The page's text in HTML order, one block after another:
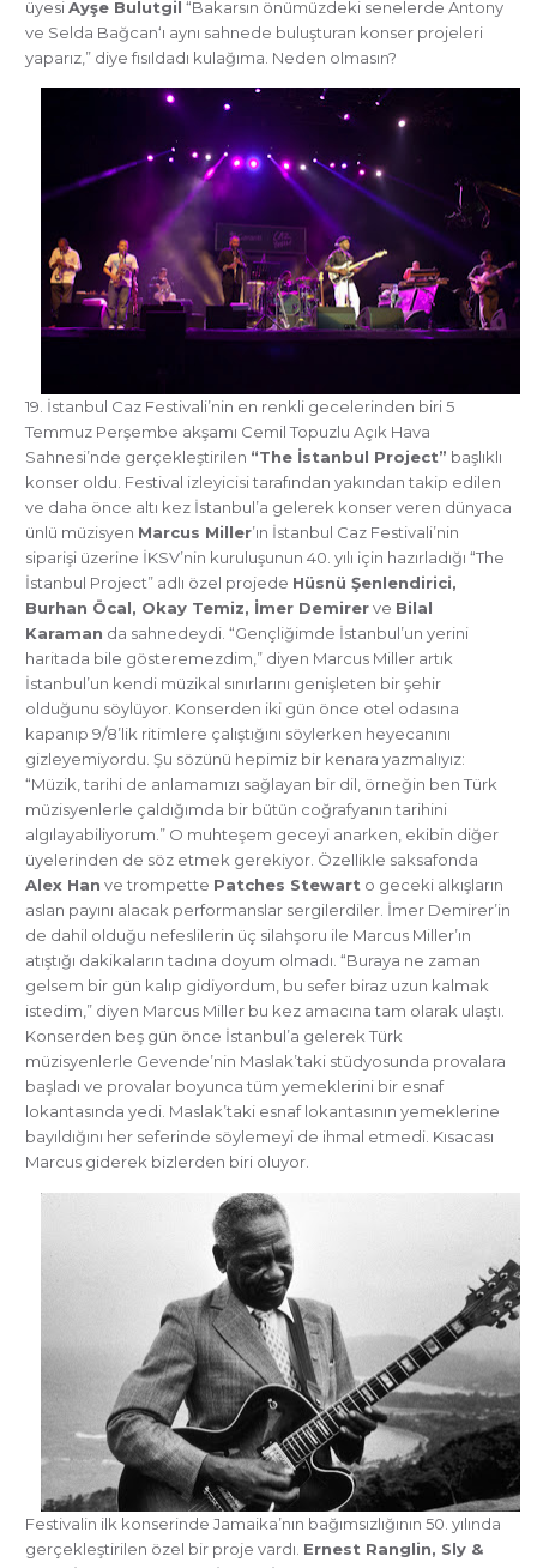
üyesiAyşe Bulutgil “Bakarsın önümüzdeki senelerde Antony
ve Selda Bağcan‘ı aynı sahnede buluşturan konser projeleri
yaparız,” diye fısıldadı kulağıma. Neden olmasın?
19. İstanbul Caz Festivali’nin en renkli gecelerinden biri 5
Temmuz Perşembe akşamı Cemil Topuzlu Açık Hava
Sahnesi’nde gerçekleştirilen “The İstanbul Project” başlıklı
konser oldu. Festival izleyicisi tarafından yakından takip edilen
ve daha önce altı kez İstanbul’a gelerek konser veren dünyaca
ünlü müzisyen Marcus Miller’ın İstanbul Caz Festivali’nin
siparişi üzerine İKSV’nin kuruluşunun 40. yılı için hazırladığı “The
İstanbul Project” adlı özel projede Hüsnü Şenlendirici,
Burhan Öcal, Okay Temiz, İmer Demirerve Bilal
Karaman da sahnedeydi. “Gençliğimde İstanbul’un yerini
haritada bile gösteremezdim,” diyen Marcus Miller artık
İstanbul’un kendi müzikal sınırlarını genişleten bir şehir
olduğunu söylüyor. Konserden iki gün önce otel odasına
kapanıp 9/8’lik ritimlere çalıştığını söylerken heyecanını
gizleyemiyordu. Şu sözünü hepimiz bir kenara yazmalıyız:
“Müzik, tarihi de anlamamızı sağlayan bir dil, örneğin ben Türk
müzisyenlerle çaldığımda bir bütün coğrafyanın tarihini
algılayabiliyorum.” O muhteşem geceyi anarken, ekibin diğer
üyelerinden de söz etmek gerekiyor. Özellikle saksafonda
Alex Han ve trompette Patches Stewart o geceki alkışların
aslan payını alacak performanslar sergilerdiler. İmer Demirer’in
de dahil olduğu nefeslilerin üç silahşoru ile Marcus Miller’ın
atıştığı dakikaların tadına doyum olmadı. “Buraya ne zaman
gelsem bir gün kalıp gidiyordum, bu sefer biraz uzun kalmak
istedim,” diyen Marcus Miller bu kez amacına tam olarak ulaştı.
Konserden beş gün önce İstanbul’a gelerek Türk
müzisyenlerle Gevende’nin Maslak’taki stüdyosunda provalara
başladı ve provalar boyunca tüm yemeklerini bir esnaf
lokantasında yedi. Maslak’taki esnaf lokantasının yemeklerine
bayıldığını her seferinde söylemeyi de ihmal etmedi. Kısacası
Marcus giderek bizlerden biri oluyor.
Festivalin ilk konserinde Jamaika’nın bağımsızlığının 50. yılında
gerçekleştirilen özel bir proje vardı. Ernest Ranglin, Sly &